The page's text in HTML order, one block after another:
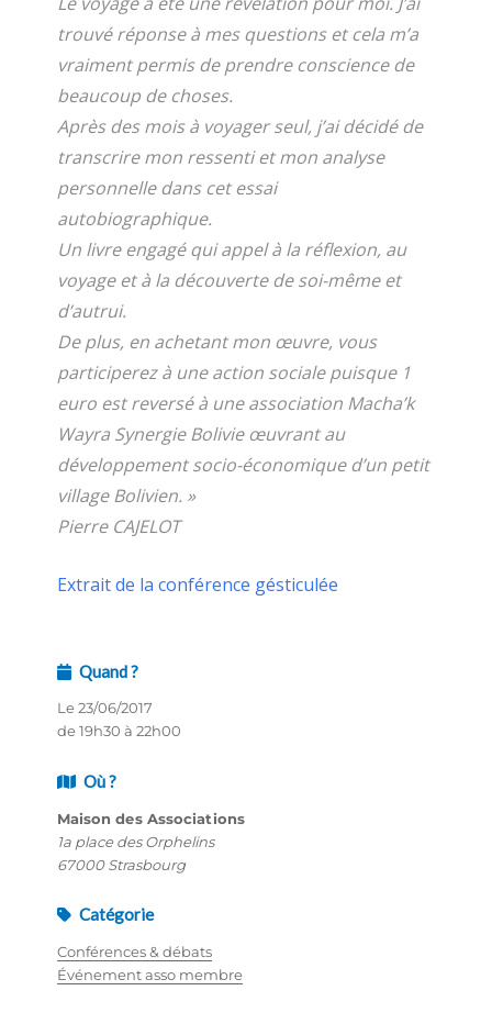
trouvé réponse à mes questions et cela m’a
vraiment permis de prendre conscience de
beaucoup de choses.
Après des mois à voyager seul, j’ai décidé de
transcrire mon ressenti et mon analyse
personnelle dans cet essai
autobiographique.
Un livre engagé qui appel à la réflexion, au
voyage et à la découverte de soi-même et
d’autrui.
De plus, en achetant mon œuvre, vous
participerez à une action sociale puisque 1
euro est reversé à une association Macha’k
Wayra Synergie Bolivie œuvrant au
développement socio-économique d’un petit
village Bolivien. »
Pierre CAJELOT
Extrait de la conférence gésticulée
Quand ?
Le 23/06/2017
de 19h30 à 22h00
Où ?
Maison des Associations
1a place des Orphelins
67000 Strasbourg
Catégorie
Conférences & débats
Événement asso membre